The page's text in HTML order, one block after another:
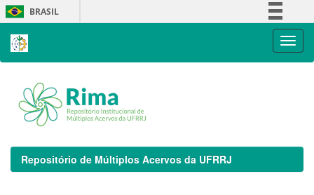
Skip
navigation
BRASIL
Repositório de Múltiplos Acervos da UFRRJ